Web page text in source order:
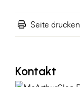
Seite drucken
Kontakt